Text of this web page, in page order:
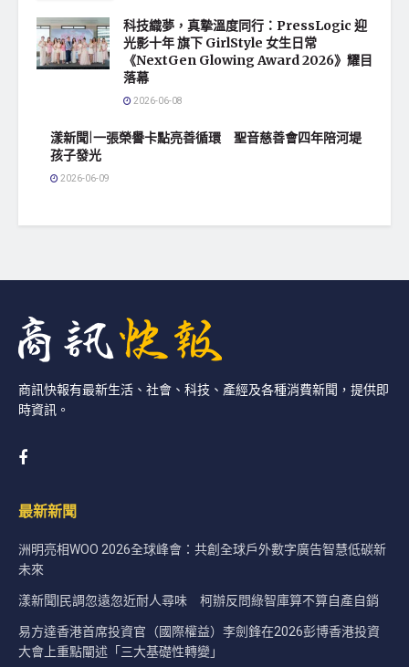
科技織夢，真摯溫度同行：PressLogic 迎
光影十年 旗下 GirlStyle 女生日常
《NextGen Glowing Award 2026》耀目
落幕
2026-06-08
漾新聞|一張榮譽卡點亮善循環 聖音慈善會四年陪河堤
孩子發光
2026-06-09
商訊快報有最新生活、社會、科技、產經及各種消費新聞，提供即
時資訊。
最新新聞
洲明亮相WOO 2026全球峰會：共創全球戶外數字廣告智慧低碳新
未來
漾新聞|民調忽遠忽近耐人尋味 柯辦反問綠智庫算不算自產自銷
易方達香港首席投資官（國際權益）李劍鋒在2026彭博香港投資
大會上重點闡述「三大基礎性轉變」